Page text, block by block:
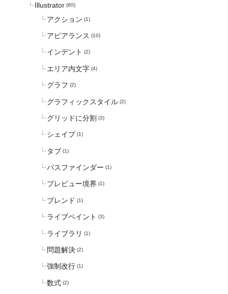
Illustrator (80)
アクション (1)
アピアランス (10)
インデント (2)
エリア内文字 (4)
グラフ (2)
グラフィックスタイル (2)
グリッドに分割 (3)
シェイプ (1)
タブ (1)
パスファインダー (1)
プレビュー境界 (1)
ブレンド (1)
ライブペイント (3)
ライブラリ (1)
問題解決 (2)
強制改行 (1)
数式 (2)